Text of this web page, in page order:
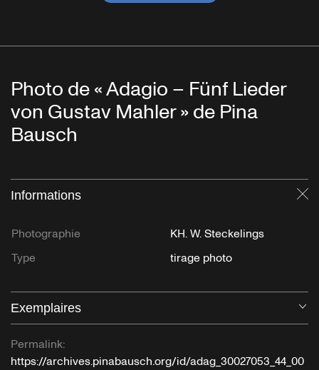
Photo de « Adagio – Fünf Lieder
von Gustav Mahler » de Pina
Bausch
Informations
Photographie
KH. W. Steckelings
Type
tirage photo
Exemplaires
Permalink:
https://archives.pinabausch.org/id/adag_30027053_44_00